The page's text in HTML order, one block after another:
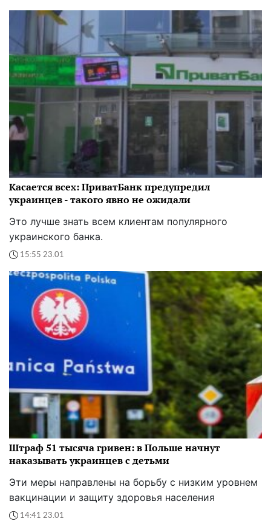
Касается всех: ПриватБанк предупредил
украинцев - такого явно не ожидали
Это лучше знать всем клиентам популярного
украинского банка.
15:55 23.01
Штраф 51 тысяча гривен: в Польше начнут
наказывать украинцев с детьми
Эти меры направлены на борьбу с низким уровнем
вакцинации и защиту здоровья населения
14:41 23.01